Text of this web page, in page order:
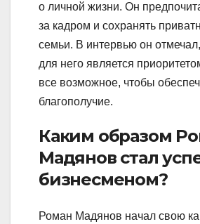
о личной жизни. Он
за кадром и сохранять
семьи. В интервью он
для него является
все возможное, чтобы
благополучие.
Каким образом
Мадянов стал
бизнесменом?
Роман Мадянов начал свою